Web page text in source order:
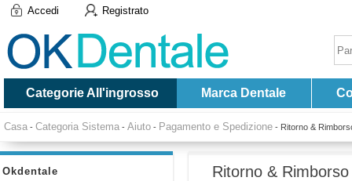
Accedi Registrato
Categorie All'ingrosso Marca Dentale
Casa - Categoria Sistema - Aiuto - Pagamento e Spedizione - Ritorno &
Okdentale Ritorno &